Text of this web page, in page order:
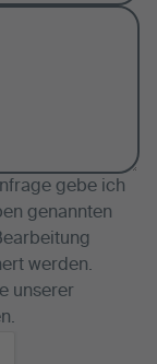
gebe ich
genannten
werden.
unserer